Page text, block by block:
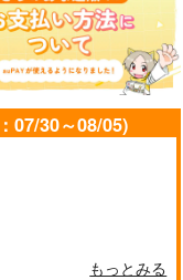
07/30～08/05)
もっとみる